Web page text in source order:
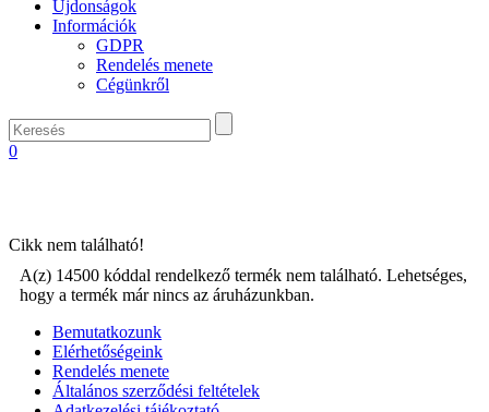
Újdonságok
Információk
GDPR
Rendelés menete
Cégünkről
0
Cikk nem található!
A(z) 14500 kóddal rendelkező termék nem található. Lehetséges,
hogy a termék már nincs az áruházunkban.
Bemutatkozunk
Elérhetőségeink
Rendelés menete
Általános szerződési feltételek